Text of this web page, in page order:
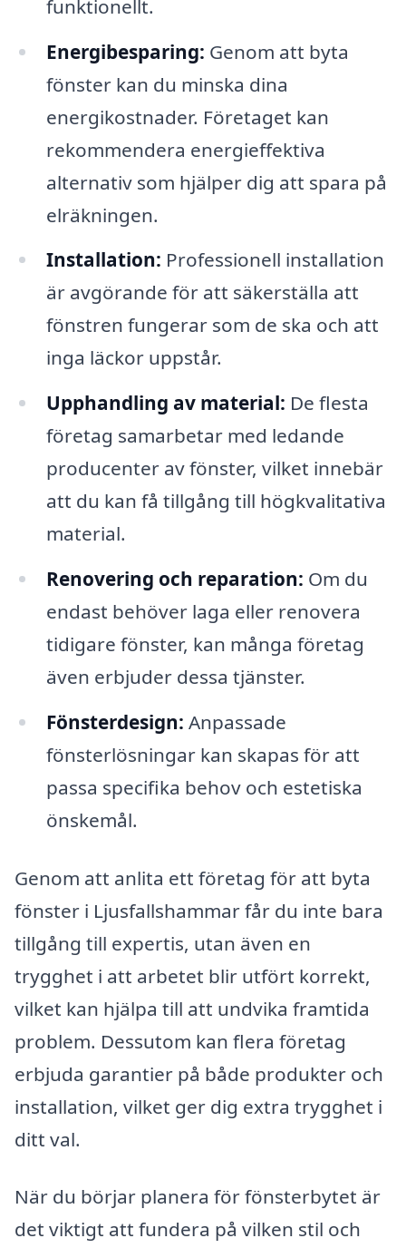
funktionellt.
Energibesparing: Genom att byta
fönster kan du minska dina
energikostnader. Företaget kan
rekommendera energieffektiva
alternativ som hjälper dig att spara på
elräkningen.
Installation: Professionell installation
är avgörande för att säkerställa att
fönstren fungerar som de ska och att
inga läckor uppstår.
Upphandling av material: De flesta
företag samarbetar med ledande
producenter av fönster, vilket innebär
att du kan få tillgång till högkvalitativa
material.
Renovering och reparation: Om du
endast behöver laga eller renovera
tidigare fönster, kan många företag
även erbjuder dessa tjänster.
Fönsterdesign: Anpassade
fönsterlösningar kan skapas för att
passa specifika behov och estetiska
önskemål.
Genom att anlita ett företag för att byta
fönster i Ljusfallshammar får du inte bara
tillgång till expertis, utan även en
trygghet i att arbetet blir utfört korrekt,
vilket kan hjälpa till att undvika framtida
problem. Dessutom kan flera företag
erbjuda garantier på både produkter och
installation, vilket ger dig extra trygghet i
ditt val.
När du börjar planera för fönsterbytet är
det viktigt att fundera på vilken stil och